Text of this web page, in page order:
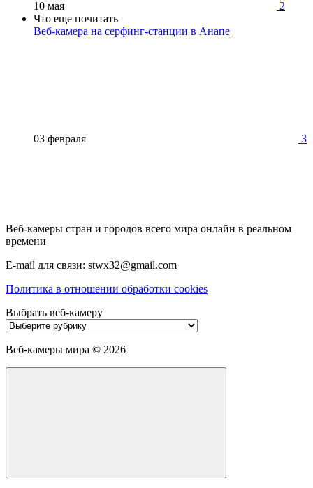
10 мая
2
Что еще почитать
Веб-камера на серфинг-станции в Анапе
03 февраля 3
Веб-камеры стран и городов всего мира онлайн в реальном
времени
E-mail для связи: stwx32@gmail.com
Политика в отношении обработки cookies
Выбрать веб-камеру
Выбрать
камеру
Веб-камеры мира © 2026